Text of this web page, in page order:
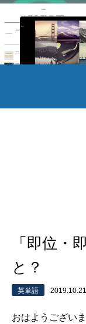
「即位・
と？
英単語
おはようござい